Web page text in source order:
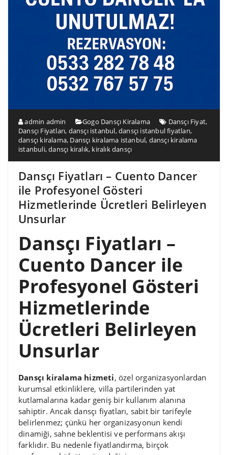
admin admin Gogo Dansçı Kiralama Dansçı Fiyat,
Dansçı Fiyatları, dansçı istanbul,dansçı istanbul fiyatları,
dansçı kiralama, Dansçı kiralama istanbul, dansçı kiralama
istanbuli,dansçı kiralık, kiralık dansçı
Dansçı Fiyatları – Cuento Dancer
ile Profesyonel Gösteri
Hizmetlerinde Ücretleri Belirleyen
Unsurlar
Dansçı Fiyatları –
Cuento Dancer ile
Profesyonel Gösteri
Hizmetlerinde
Ücretleri Belirleyen
Unsurlar
Dansçı kiralama hizmeti, özel organizasyonlardan
kurumsal etkinliklere, villa partilerinden yat
kutlamalarına kadar geniş bir kullanım alanına
sahiptir. Ancak dansçı fiyatları, sabit bir tarifeyle
belirlenmez; çünkü her organizasyonun kendi
dinamiği, sahne beklentisi ve performans akışı
farklıdır. Bu nedenle fiyatlandırma, birçok